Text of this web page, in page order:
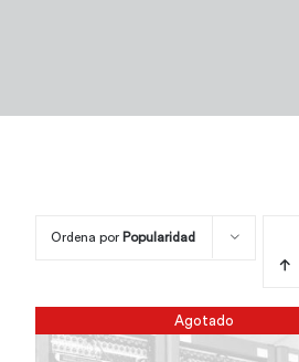
Ordena por Popularidad
Agotado